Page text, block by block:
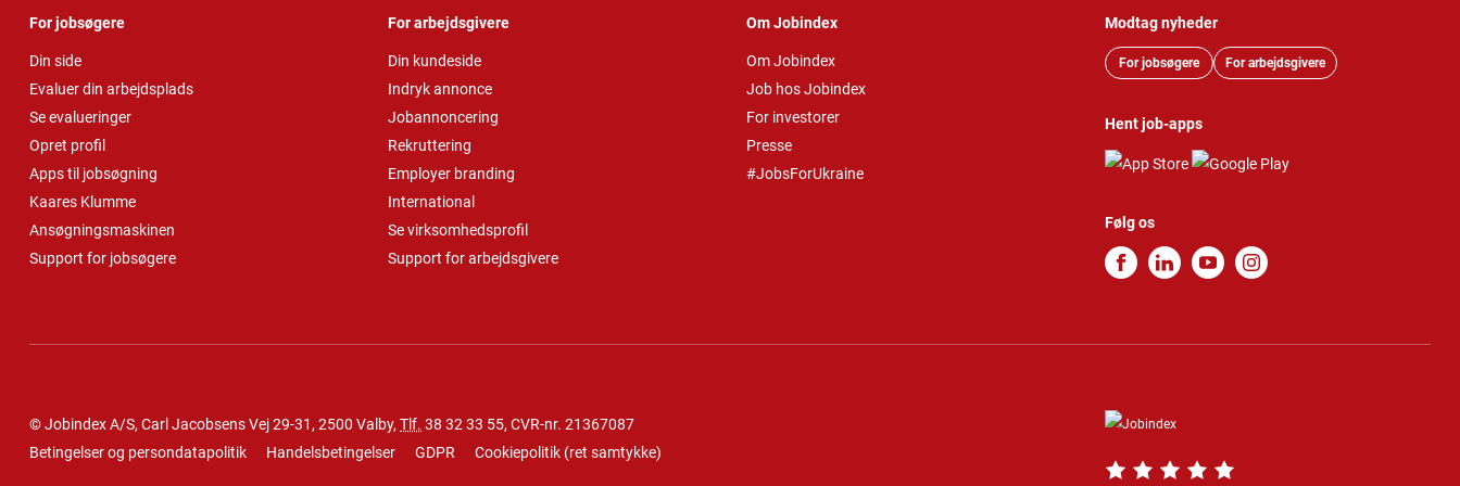
For jobsøgere
Din side
Evaluer din arbejdsplads
Se evalueringer
Opret profil
Apps til jobsøgning
Kaares Klumme
Ansøgningsmaskinen
Support for jobsøgere
For arbejdsgivere
Din kundeside
Indryk annonce
Jobannoncering
Rekruttering
Employer branding
International
Se virksomhedsprofil
Support for arbejdsgivere
Om Jobindex
Om Jobindex
Job hos Jobindex
For investorer
Presse
#JobsForUkraine
Modtag nyheder
For jobsøgere For arbejdsgivere
Hent job-apps
Følg os
© Jobindex A/S, Carl Jacobsens Vej 29-31, 2500 Valby, Tlf. 38 32 33 55, CVR-nr. 21367087
Betingelser og persondatapolitik
Handelsbetingelser GDPR Cookiepolitik (ret samtykke)